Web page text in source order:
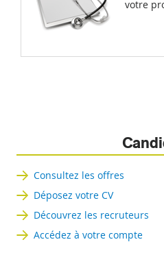
votre
Consultez les offres
Déposez votre CV
Découvrez les recruteurs
Accédez à votre compte